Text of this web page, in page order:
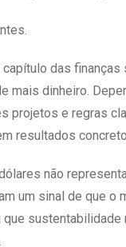
das finanças
mais dinheiro.
projetos e regras
resultados
não
um sinal de que o
sustentabilidade